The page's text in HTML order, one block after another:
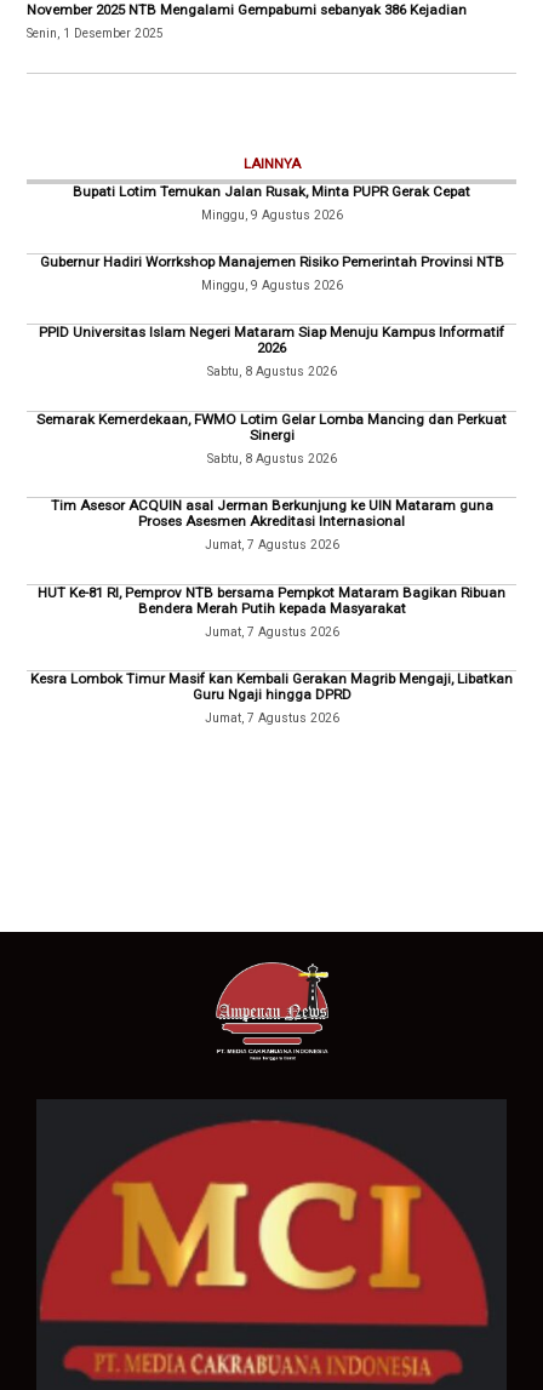
November 2025 NTB Mengalami Gempabumi sebanyak 386 Kejadian
Senin, 1 Desember 2025
LAINNYA
Bupati Lotim Temukan Jalan Rusak, Minta PUPR Gerak Cepat
Minggu, 9 Agustus 2026
Gubernur Hadiri Worrkshop Manajemen Risiko Pemerintah Provinsi NTB
Minggu, 9 Agustus 2026
PPID Universitas Islam Negeri Mataram Siap Menuju Kampus Informatif
2026
Sabtu, 8 Agustus 2026
Semarak Kemerdekaan, FWMO Lotim Gelar Lomba Mancing dan Perkuat
Sinergi
Sabtu, 8 Agustus 2026
Tim Asesor ACQUIN asal Jerman Berkunjung ke UIN Mataram guna
Proses Asesmen Akreditasi Internasional
Jumat, 7 Agustus 2026
HUT Ke-81 RI, Pemprov NTB bersama Pempkot Mataram Bagikan Ribuan
Bendera Merah Putih kepada Masyarakat
Jumat, 7 Agustus 2026
Kesra Lombok Timur Masif kan Kembali Gerakan Magrib Mengaji, Libatkan
Guru Ngaji hingga DPRD
Jumat, 7 Agustus 2026